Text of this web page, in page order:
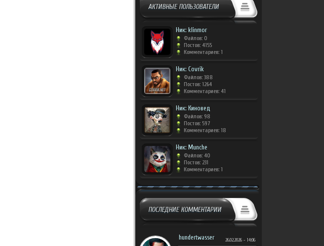
АКТИВНЫЕ ПОЛЬЗОВАТЕЛИ
Ник: klinmor
Файлов: 0
Постов: 4155
Комментариев: 1
Ник: Covrik
Файлов: 388
Постов: 1264
Комментариев: 41
Ник: Киновед
Файлов: 98
Постов: 597
Комментариев: 18
Ник: Munche
Файлов: 40
Постов: 231
Комментариев: 1
ПОСЛЕДНИЕ КОММЕНТАРИИ
hundertwasser 26.02.2026 - 14:06